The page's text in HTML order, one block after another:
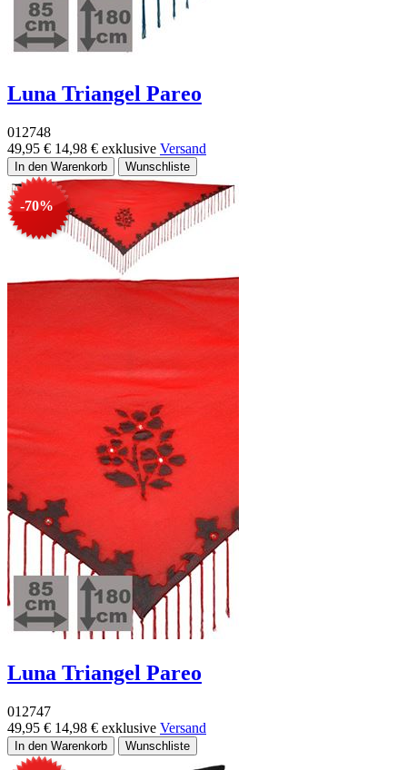
Luna Triangel Pareo
012748
49,95 € 14,98 € exklusive Versand
-70%
Luna Triangel Pareo
012747
49,95 € 14,98 € exklusive Versand